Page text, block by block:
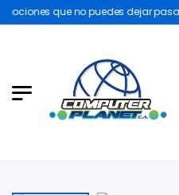
que no puedes dejar pasar